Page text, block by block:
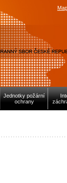
Jednotky požární
ochrany